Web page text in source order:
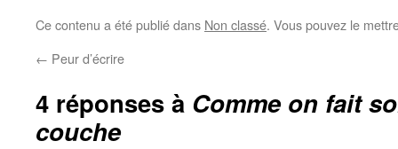
Ce contenu a été publié dans Non classé. Vous pouvez le
← Peur d’écrire
4 réponses à Comme on fait
couche